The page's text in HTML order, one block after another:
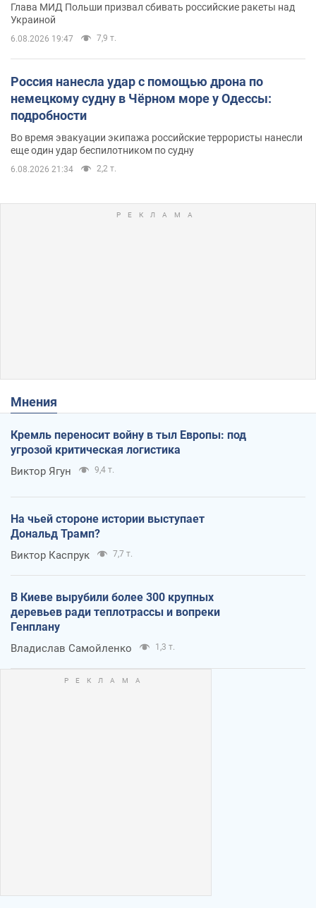
Глава МИД Польши призвал сбивать российские ракеты над
Украиной
6.08.2026 19:47 7,9 т.
Россия нанесла удар с помощью дрона по
немецкому судну в Чёрном море у Одессы:
подробности
Во время эвакуации экипажа российские террористы нанесли
еще один удар беспилотником по судну
6.08.2026 21:34 2,2 т.
Мнения
Кремль переносит войну в тыл Европы: под
угрозой критическая логистика
Виктор Ягун 9,4 т.
На чьей стороне истории выступает
Дональд Трамп?
Виктор Каспрук 7,7 т.
В Киеве вырубили более 300 крупных
деревьев ради теплотрассы и вопреки
Генплану
Владислав Самойленко 1,3 т.